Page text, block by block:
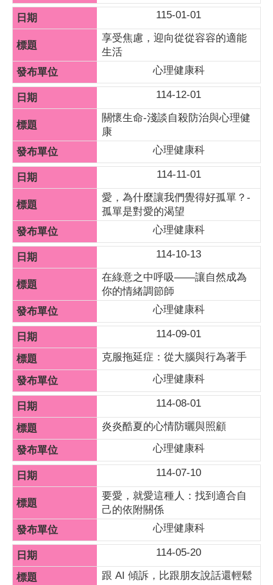
115-01-01
享受焦慮，迎向從從容容的適能
生活
心理健康科
114-12-01
關懷生命-淺談自殺防治與心理健
康
心理健康科
114-11-01
愛，為什麼讓我們覺得好孤單？-
孤單是對愛的渴望
心理健康科
114-10-13
在綠意之中呼吸——讓自然成為
你的情緒調節師
心理健康科
114-09-01
克服拖延症：從大腦與行為著手
心理健康科
114-08-01
炎炎酷夏的心情防曬與照顧
心理健康科
114-07-10
要愛，就愛這種人：找到適合自
己的依附關係
心理健康科
114-05-20
跟 AI 傾訴，比跟朋友說話還輕鬆